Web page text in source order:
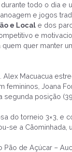
durante todo o dia e
e jogos
e Local e dos
e
quer manter
Macuacua
femininos, Joana
posição
do torneio 3×3, e
se a Cãominhada,
de Açúcar –